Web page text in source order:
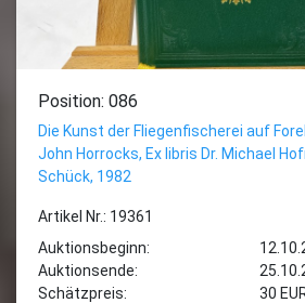
Position: 086
Die Kunst der Fliegenfischerei auf
John Horrocks, Ex libris Dr. Michael
Schück, 1982
Artikel Nr.: 19361
Auktionsbeginn:
Auktionsende:
Schätzpreis:
30